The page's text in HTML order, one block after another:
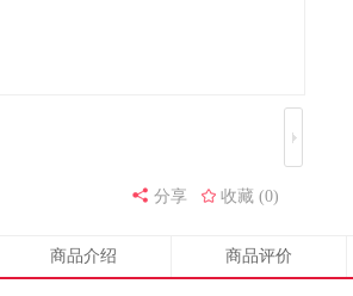
收藏 (0)
分享
商品介绍 商品评价